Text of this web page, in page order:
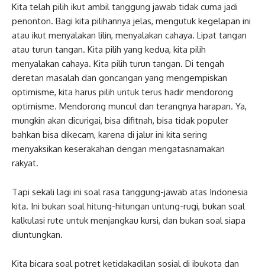
Kita telah pilih ikut ambil tanggung jawab tidak cuma jadi
penonton. Bagi kita pilihannya jelas, mengutuk kegelapan ini
atau ikut menyalakan lilin, menyalakan cahaya. Lipat tangan
atau turun tangan. Kita pilih yang kedua, kita pilih
menyalakan cahaya. Kita pilih turun tangan. Di tengah
deretan masalah dan goncangan yang mengempiskan
optimisme, kita harus pilih untuk terus hadir mendorong
optimisme. Mendorong muncul dan terangnya harapan. Ya,
mungkin akan dicurigai, bisa difitnah, bisa tidak populer
bahkan bisa dikecam, karena di jalur ini kita sering
menyaksikan keserakahan dengan mengatasnamakan
rakyat.
Tapi sekali lagi ini soal rasa tanggung-jawab atas Indonesia
kita. Ini bukan soal hitung-hitungan untung-rugi, bukan soal
kalkulasi rute untuk menjangkau kursi, dan bukan soal siapa
diuntungkan.
Kita bicara soal potret ketidakadilan sosial di ibukota dan